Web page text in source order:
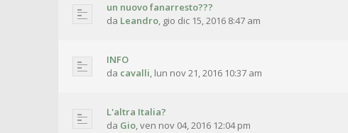
un nuovo fanarresto???
da Leandro, gio dic 15, 2016 8:47 am
INFO
da cavalli, lun nov 21, 2016 10:37 am
L'altra Italia?
da Gio,ven nov 04, 2016 12:04 pm